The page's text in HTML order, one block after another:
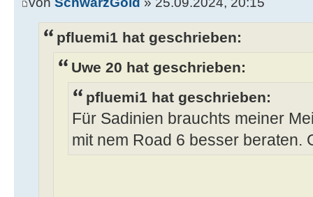
pfluemi1 hat geschrieben:
Uwe 20 hat geschrieben:
pfluemi1 hat geschrieben:
Für Sadinien brauchts meiner
mit nem Road 6 besser beraten.